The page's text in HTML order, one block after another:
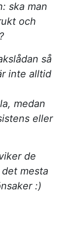
ska man
och
så
inte alltid
medan
eller
de
mesta
:)